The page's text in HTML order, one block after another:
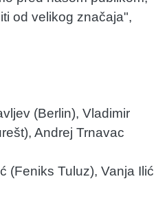
od velikog značaja",
(Berlin), Vladimir
Andrej Trnavac
(Feniks Tuluz), Vanja Ilić